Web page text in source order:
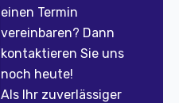
einen Termin
vereinbaren? Dann
kontaktieren Sie uns
noch heute!
Als Ihr zuverlässiger